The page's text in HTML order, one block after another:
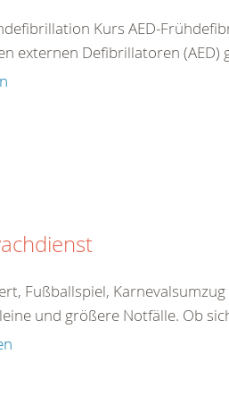
Kurs AED-
externen Defibrillatoren (AED)
Fußballspiel,
und größere Notfälle. Ob